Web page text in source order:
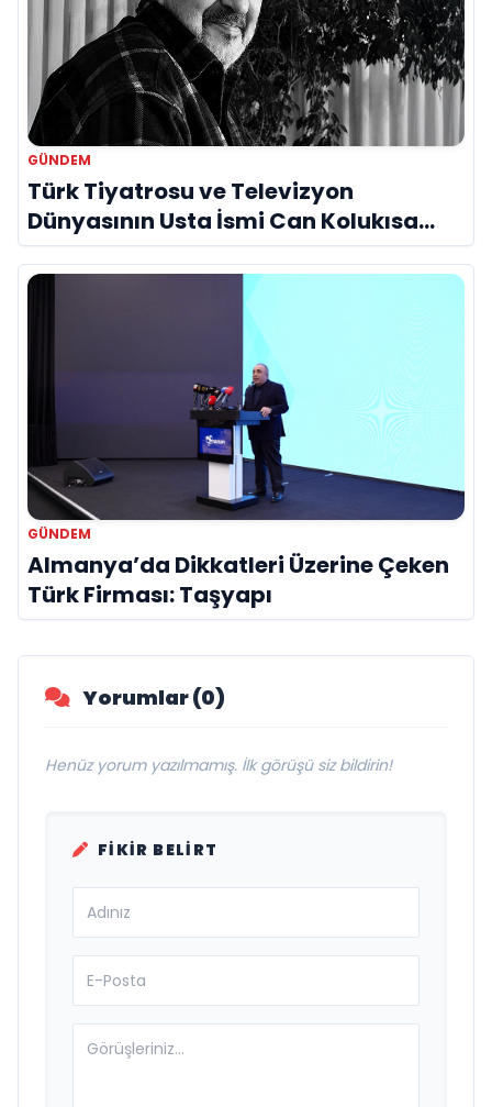
GÜNDEM
Türk Tiyatrosu ve Televizyon
Dünyasının Usta İsmi Can Kolukısa
Hayatını Kaybetti
GÜNDEM
Almanya’da Dikkatleri Üzerine Çeken
Türk Firması: Taşyapı
Yorumlar (0)
Henüz yorum yazılmamış. İlk görüşü siz bildirin!
FIKIR BELIRT